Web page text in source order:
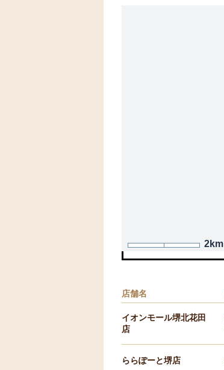
2km
店舗名
イオンモール堺北花田
店
ららぽーと堺店